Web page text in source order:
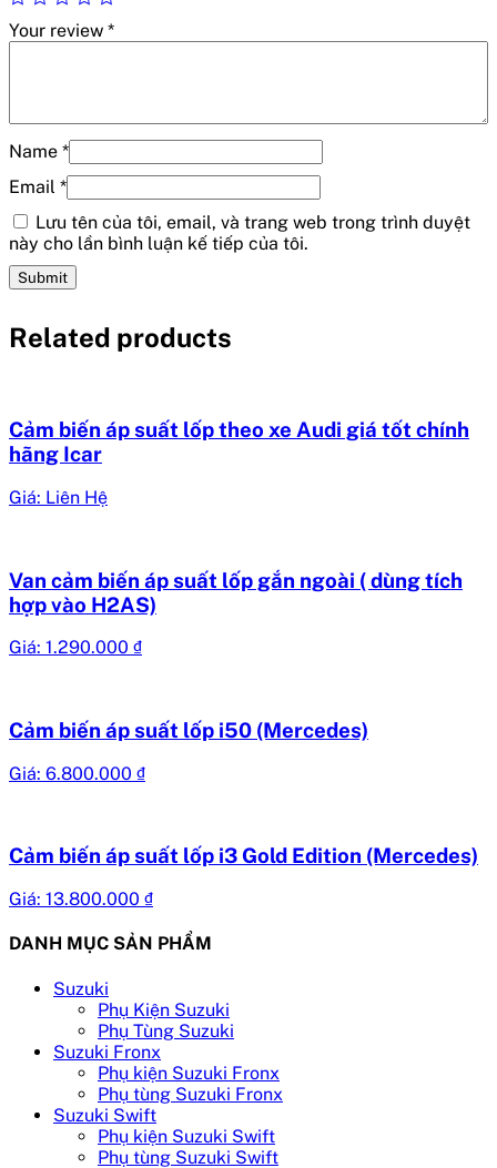
Your review *
Name *
Email *
Lưu tên của tôi, email, và trang web trong trình duyệt
này cho lần bình luận kế tiếp của tôi.
Related products
Cảm biến áp suất lốp theo xe Audi giá tốt chính
hãng Icar
Giá: Liên Hệ
Van cảm biến áp suất lốp gắn ngoài ( dùng tích
hợp vào H2AS)
Giá: 1.290.000 ₫
Cảm biến áp suất lốp i50 (Mercedes)
Giá: 6.800.000 ₫
Cảm biến áp suất lốp i3 Gold Edition (Mercedes)
Giá: 13.800.000 ₫
DANH MỤC SẢN PHẨM
Suzuki
Phụ Kiện Suzuki
Phụ Tùng Suzuki
Suzuki Fronx
Phụ kiện Suzuki Fronx
Phụ tùng Suzuki Fronx
Suzuki Swift
Phụ kiện Suzuki Swift
Phụ tùng Suzuki Swift